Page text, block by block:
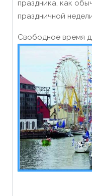
праздника, как
праздничной
Свободное время